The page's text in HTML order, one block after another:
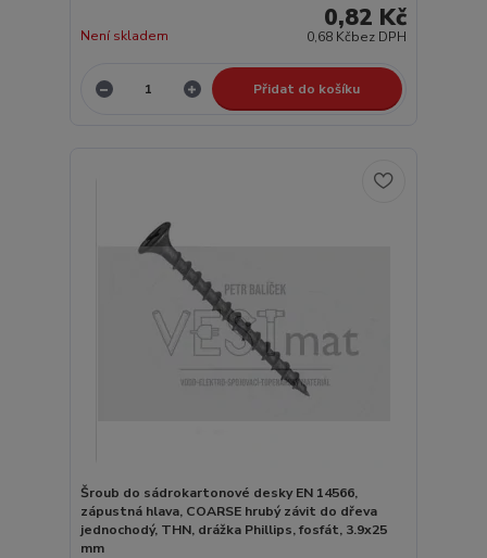
0,82 Kč
0,68 Kčbez DPH
Není skladem
Přidat do košíku
Šroub do sádrokartonové desky EN 14566,
zápustná hlava, COARSE hrubý závit do dřeva
jednochodý, THN, drážka Phillips, fosfát, 3.9x25
mm